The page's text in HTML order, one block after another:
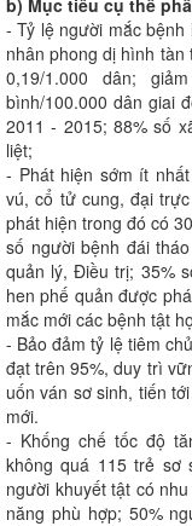
b) Mục tiêu cụ thể
- Tỷ lệ người mắc
nhân phong dị hình
0,19/1.000 dân;
bình/100.000 dân giai
2011 - 2015; 88% số
liệt;
- Phát hiện sớm ít
vú, cổ tử cung, đại
phát hiện trong đó có
số người bệnh đái
quản lý, Điều trị; 35%
hen phế quản được
mắc mới các bệnh tật
- Bảo đảm tỷ lệ tiêm
đạt trên 95%, duy trì
uốn ván sơ sinh, tiến
mới.
- Khống chế tốc độ
không quá 115 trẻ sơ
người khuyết tật có
năng phù hợp; 50%